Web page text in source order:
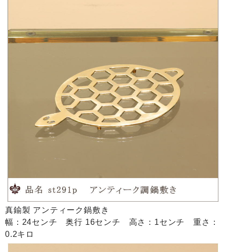
真鍮製 アンティーク鍋敷き
幅：24センチ 奥行 16センチ 高さ：1センチ 重さ：
0.2キロ